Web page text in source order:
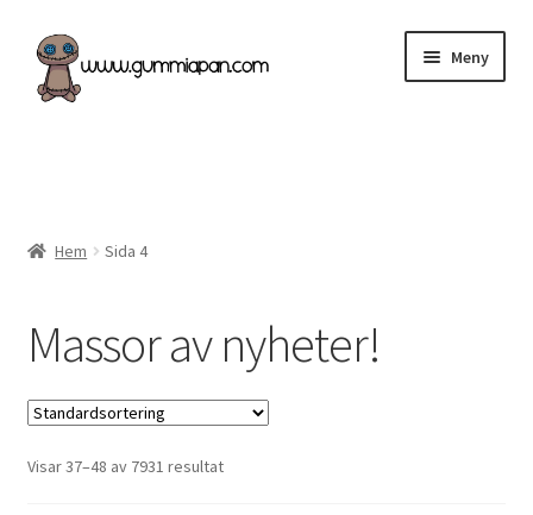
Hoppa
till
navigering
Hoppa
till
innehåll
Meny
Nyheter & Påfyllt!
Återförsäljare
Hem Sida 4
Massor av nyheter!
Visar 37–48 av 7931 resultat